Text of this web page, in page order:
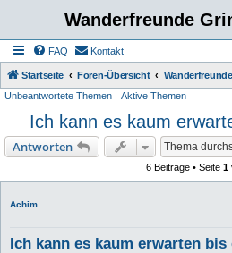
Wanderfreunde
FAQ Kontakt
Startseite Foren-Übersicht
Unbeantwortete Themen Aktive Themen
Ich kann es kaum
Antworten
6 Beiträge • Seite 1
Achim
Ich kann es kaum erwarten bis